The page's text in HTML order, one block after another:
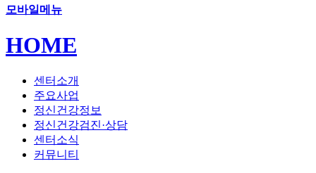
모바일메뉴
HOME
센터소개
주요사업
정신건강정보
정신건강검진·상담
센터소식
커뮤니티